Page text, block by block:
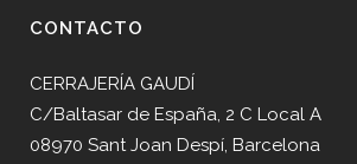
CONTACTO
CERRAJERÍA GAUDÍ
C/Baltasar de España, 2 C Local A
08970 Sant Joan Despí, Barcelona